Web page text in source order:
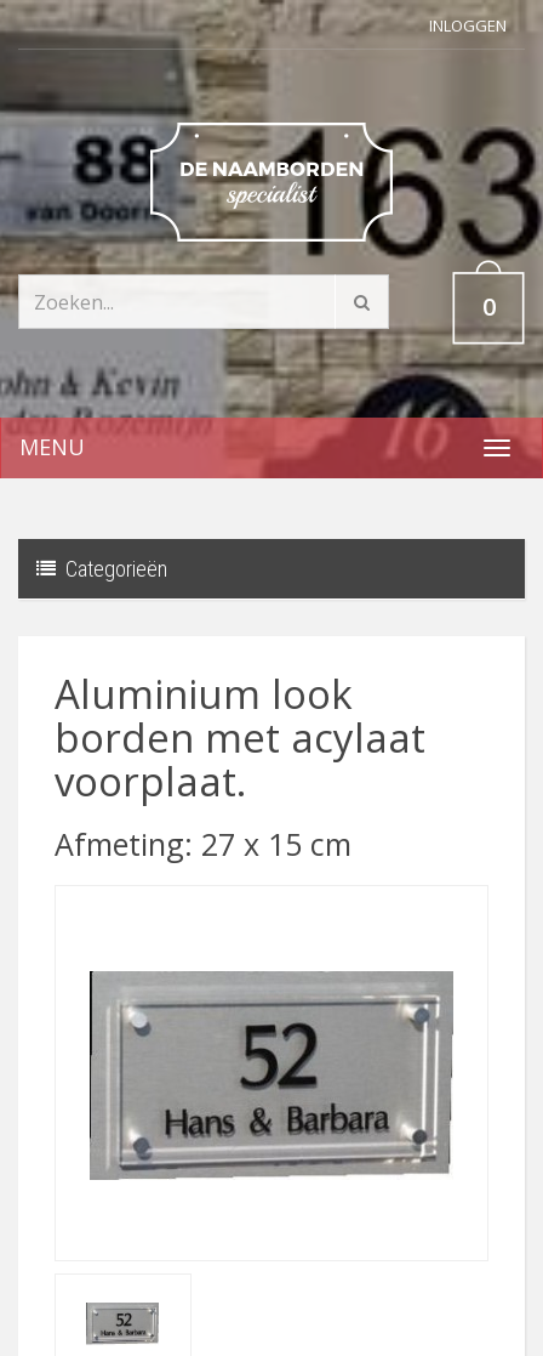
INLOGGEN
0
MENU
Categorieën
Aluminium look
borden met acylaat
voorplaat.
Afmeting: 27 x 15 cm